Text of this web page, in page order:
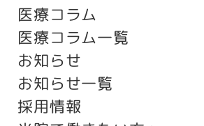
医療コラム
医療コラム一覧
お知らせ
お知らせ一覧
採用情報